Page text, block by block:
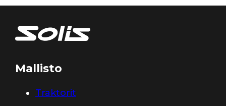
Mallisto
Traktorit